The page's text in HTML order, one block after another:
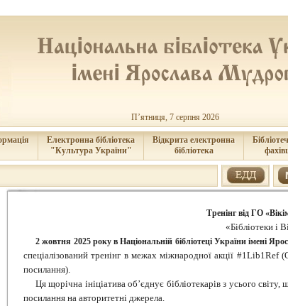
П’ятниця, 7 серпня 2026
Електронна бібліотека
"Культура України"
Відкрита електронна
бібліотека
Тренінг від ГО
«Бібліотеки і
2 жовтня 2025 року в Національній бібліотеці України імені
спеціалізований тренінг в межах міжнародної акції
посилання).
Ця щорічна ініціатива об’єднує бібліотекарів з усього
посилання на авторитетні джерела.